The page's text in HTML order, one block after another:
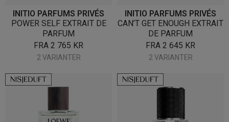
INITIO PARFUMS PRIVÉS
POWER SELF EXTRAIT DE
PARFUM
FRA 2 765 KR
2 VARIANTER
INITIO PARFUMS PRIVÉS
CAN’T GET ENOUGH EXTRAIT
DE PARFUM
FRA 2 645 KR
2 VARIANTER